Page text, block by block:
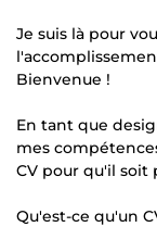
Je suis là pour
Bienvenue !
En tant que
mes
CV pour qu'il soit
Qu'est-ce qu'un